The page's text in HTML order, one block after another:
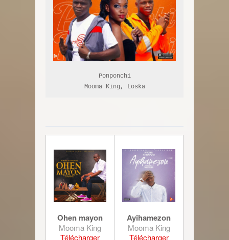
Ponponchi
Mooma King, Loska
Ohen mayon
Mooma King
Télécharger
Ayihamezon
Mooma King
Télécharger